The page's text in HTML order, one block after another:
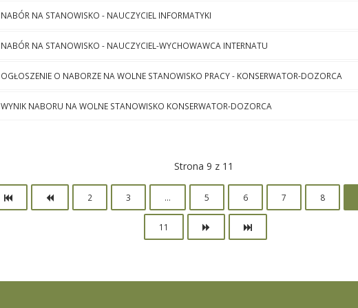
NABÓR NA STANOWISKO - NAUCZYCIEL INFORMATYKI
NABÓR NA STANOWISKO - NAUCZYCIEL-WYCHOWAWCA INTERNATU
OGŁOSZENIE O NABORZE NA WOLNE STANOWISKO PRACY - KONSERWATOR-DOZORCA
WYNIK NABORU NA WOLNE STANOWISKO KONSERWATOR-DOZORCA
Strona 9 z 11
2 3 ... 5 6 7 8
11